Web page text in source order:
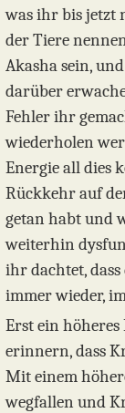
was ihr bis jetzt
der Tiere
Akasha sein,
darüber
Fehler ihr
wiederholen
Energie all dies
Rückkehr auf
getan habt und
weiterhin
ihr dachtet,
immer wieder,
Erst ein
erinnern, dass
Mit einem
wegfallen und